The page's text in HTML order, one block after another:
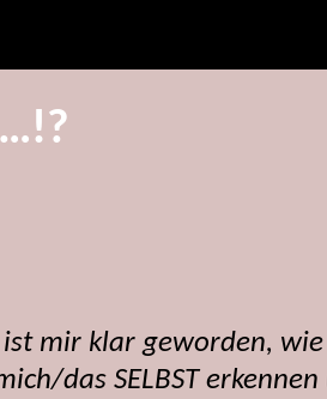
mir klar geworden,
das SELBST